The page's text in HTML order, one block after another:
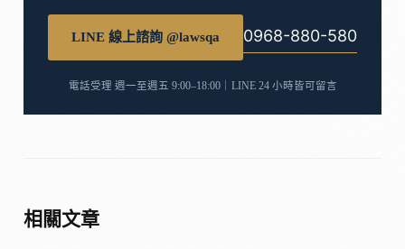
LINE 線上諮詢 @lawsqa 0968-880-580
電話受理 週一至週五 9:00–18:00｜LINE 24 小時皆可留言
相關文章